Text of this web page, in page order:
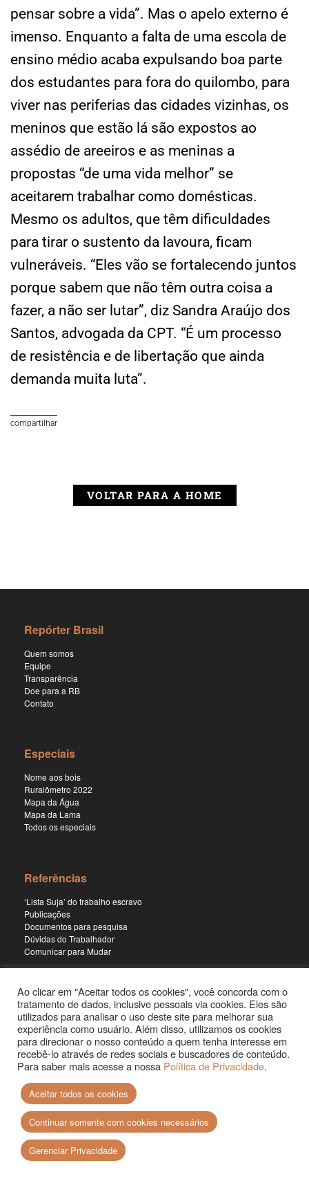
pensar sobre a vida”. Mas o apelo externo é
imenso. Enquanto a falta de uma escola de
ensino médio acaba expulsando boa parte
dos estudantes para fora do quilombo, para
viver nas periferias das cidades vizinhas, os
meninos que estão lá são expostos ao
assédio de areeiros e as meninas a
propostas “de uma vida melhor” se
aceitarem trabalhar como domésticas.
Mesmo os adultos, que têm dificuldades
para tirar o sustento da lavoura, ficam
vulneráveis. “Eles vão se fortalecendo juntos
porque sabem que não têm outra coisa a
fazer, a não ser lutar”, diz Sandra Araújo dos
Santos, advogada da CPT. “É um processo
de resistência e de libertação que ainda
demanda muita luta”.
compartilhar
VOLTAR PARA A HOME
Repórter Brasil
Quem somos
Equipe
Transparência
Doe para a RB
Contato
Especiais
Nome aos bois
Ruralômetro 2022
Mapa da Água
Mapa da Lama
Todos os especiais
Referências
‘Lista Suja’ do trabalho escravo
Publicações
Documentos para pesquisa
Dúvidas do Trabalhador
Comunicar para Mudar
Programas
Jornalismo
Pesquisa
Educação
Documentários
Site desenvolvido por
Ao clicar em "Aceitar todos os cookies", você concorda com o
tratamento de dados, inclusive pessoais via cookies. Eles são
utilizados para analisar o uso deste site para melhorar sua
experiência como usuário. Além disso, utilizamos os cookies
para direcionar o nosso conteúdo a quem tenha interesse em
recebê-lo através de redes sociais e buscadores de conteúdo.
Para saber mais acesse a nossa Política de Privacidade.
Aceitar todos os cookies
Continuar somente com cookies necessários
Gerenciar Privacidade